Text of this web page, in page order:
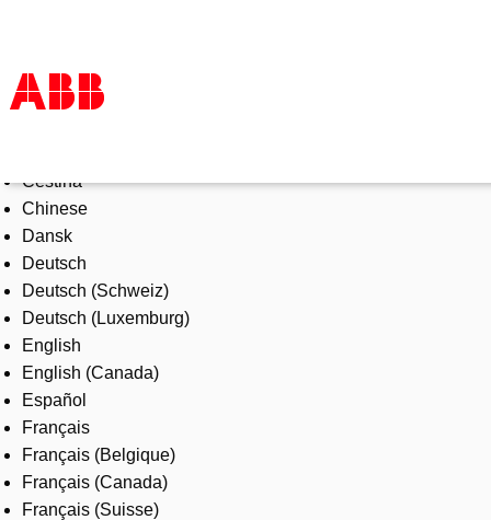
Products & Solutions
Industries
Services
About us
Where to buy
Contact us
Careers
Čeština
Chinese
Dansk
Deutsch
Deutsch (Schweiz)
Deutsch (Luxemburg)
English
English (Canada)
Español
Français
Français (Belgique)
Français (Canada)
Français (Suisse)